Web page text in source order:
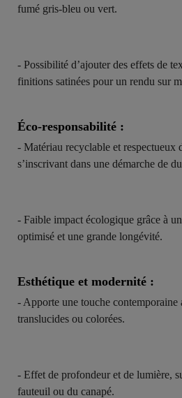
fumé gris-bleu ou vert.
- Possibilité d’ajouter des effets de
finitions satinées pour un rendu sur
Éco-responsabilité :
- Matériau recyclable et respectueux
s’inscrivant dans une démarche de
- Faible impact écologique grâce à
optimisé et une grande longévité.
Esthétique et modernité :
- Apporte une touche contemporaine
translucides ou colorées.
- Effet de profondeur et de lumière,
fauteuil ou du canapé.